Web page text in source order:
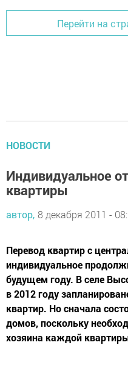
Перейти на
НОВОСТИ
Индивидуальное
квартиры
автор, 8 декабря 2011 -
Перевод квартир с
индивидуальное
будущем году. В селе
в 2012 году
квартир. Но сначала
домов, поскольку
хозяина каждой